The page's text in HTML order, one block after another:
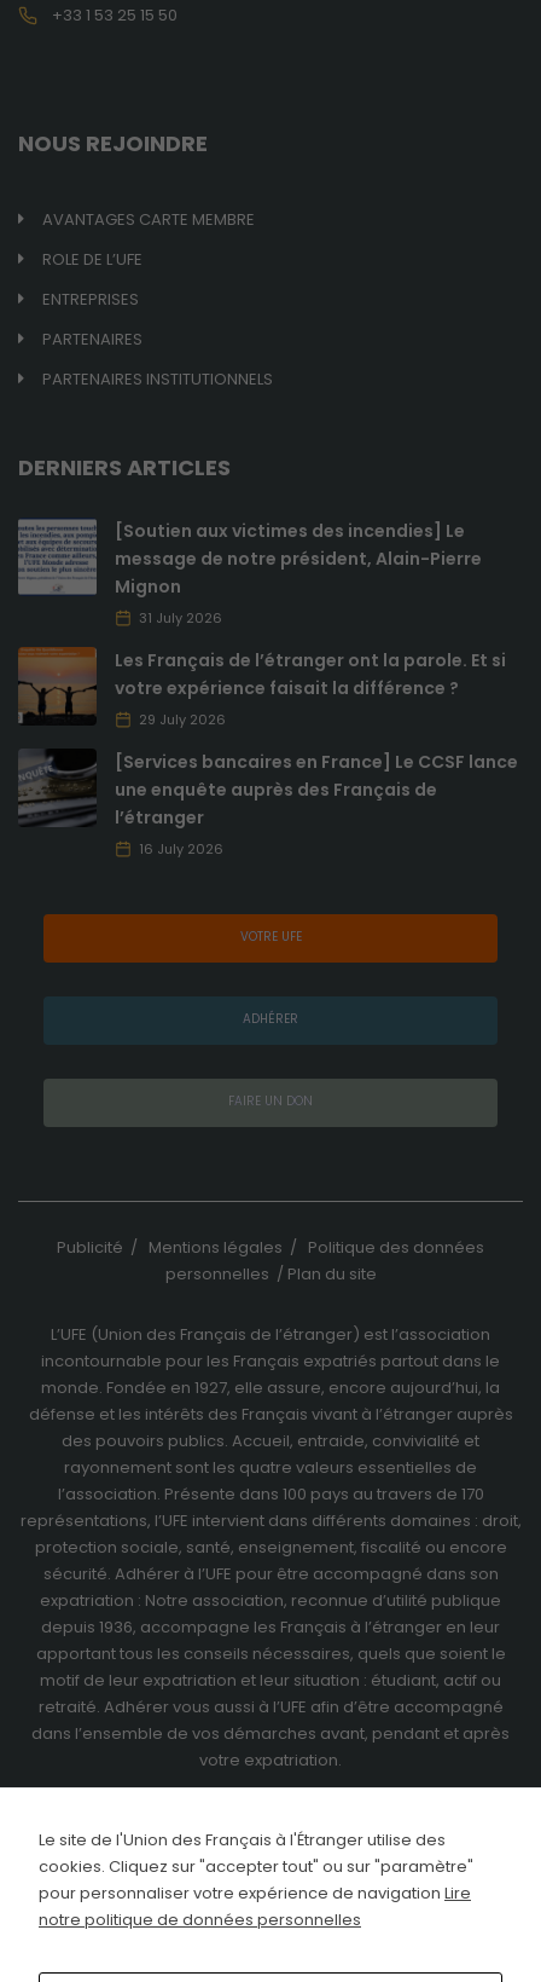
+33 1 53 25 15 50
NOUS REJOINDRE
AVANTAGES CARTE MEMBRE
ROLE DE L’UFE
ENTREPRISES
PARTENAIRES
PARTENAIRES INSTITUTIONNELS
DERNIERS ARTICLES
[Soutien aux victimes des incendies] Le
message de notre président, Alain-Pierre
Mignon
31 July 2026
Les Français de l’étranger ont la parole. Et si
votre expérience faisait la différence ?
29 July 2026
[Services bancaires en France] Le CCSF lance
une enquête auprès des Français de
l’étranger
16 July 2026
VOTRE UFE
ADHÉRER
FAIRE UN DON
Publicité / Mentions légales / Politique des données
personnelles / Plan du site
L’UFE (Union des Français de l’étranger) est l’association
incontournable pour les Français expatriés partout dans le
monde. Fondée en 1927, elle assure, encore aujourd’hui, la
défense et les intérêts des Français vivant à l’étranger auprès
des pouvoirs publics. Accueil, entraide, convivialité et
rayonnement sont les quatre valeurs essentielles de
l’association. Présente dans 100 pays au travers de 170
représentations, l’UFE intervient dans différents domaines : droit,
protection sociale, santé, enseignement, fiscalité ou encore
sécurité. Adhérer à l’UFE pour être accompagné dans son
expatriation : Notre association, reconnue d’utilité publique
depuis 1936, accompagne les Français à l’étranger en leur
apportant tous les conseils nécessaires, quels que soient le
motif de leur expatriation et leur situation : étudiant, actif ou
retraité. Adhérer vous aussi à l’UFE afin d’être accompagné
dans l’ensemble de vos démarches avant, pendant et après
votre expatriation.
Le site de l'Union des Français à l'Étranger utilise des
cookies. Cliquez sur "accepter tout" ou sur "paramètre"
pour personnaliser votre expérience de navigation Lire
notre politique de données personnelles